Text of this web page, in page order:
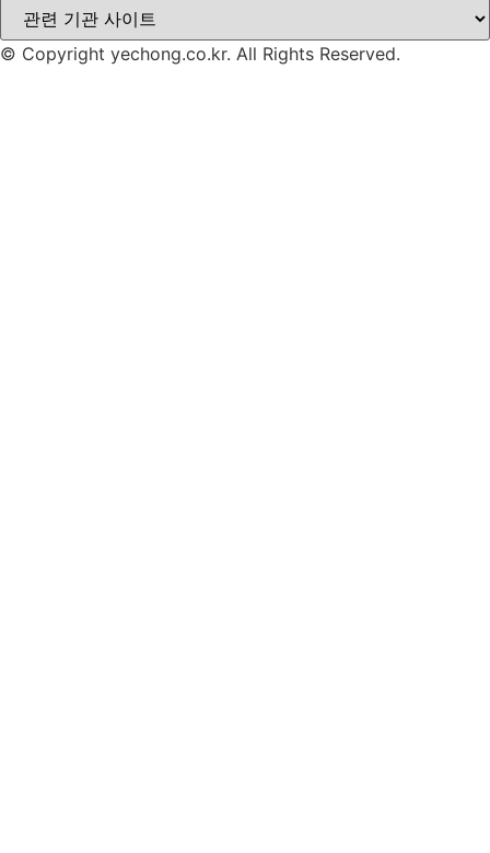
© Copyright yechong.co.kr. All Rights Reserved.